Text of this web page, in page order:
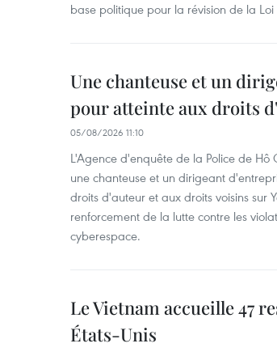
base politique pour la révision de la
Une chanteuse et un
pour atteinte aux droits
05/08/2026 11:10
L'Agence d'enquête de la Police de
une chanteuse et un dirigeant
droits d'auteur et aux droits voisins sur
renforcement de la lutte contre les
cyberespace.
Le Vietnam accueille 47
États-Unis